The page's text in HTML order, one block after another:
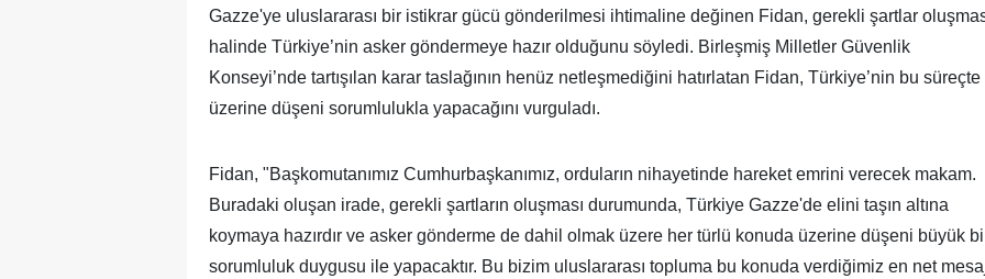
Gazze'ye uluslararası bir istikrar gücü gönderilmesi ihtimaline değinen Fidan, gerekli şartlar
halinde Türkiye’nin asker göndermeye hazır olduğunu söyledi. Birleşmiş Milletler Güvenlik
Konseyi’nde tartışılan karar taslağının henüz netleşmediğini hatırlatan Fidan, Türkiye’nin bu süreçte
üzerine düşeni sorumlulukla yapacağını vurguladı.
Fidan, "Başkomutanımız Cumhurbaşkanımız, orduların nihayetinde hareket emrini verecek makam.
Buradaki oluşan irade, gerekli şartların oluşması durumunda, Türkiye Gazze'de elini taşın altına
koymaya hazırdır ve asker gönderme de dahil olmak üzere her türlü konuda üzerine düşeni büyük
sorumluluk duygusu ile yapacaktır. Bu bizim uluslararası topluma bu konuda verdiğimiz en net